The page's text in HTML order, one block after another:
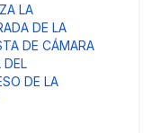
LA
DE LA
DE CÁMARA
DEL
DE LA